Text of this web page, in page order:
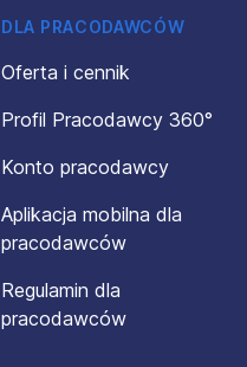
DLA PRACODAWCÓW
Oferta i cennik
Profil Pracodawcy 360°
Konto pracodawcy
Aplikacja mobilna dla
pracodawców
Regulamin dla
pracodawców